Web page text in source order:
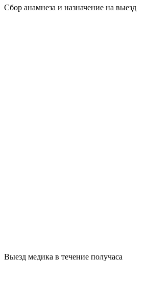
Сбор анамнеза и назначение на выезд
Выезд медика в течение получаса